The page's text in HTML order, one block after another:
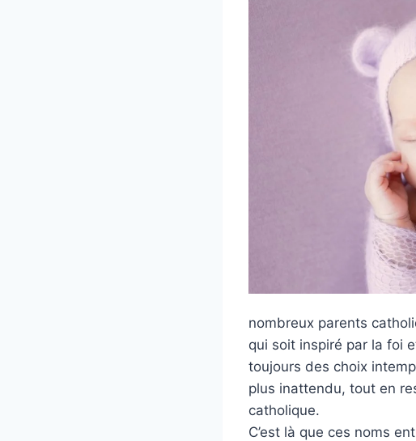
nombreux parents
qui soit inspiré par la foi
toujours des choix
plus inattendu, tout en
catholique.
C’est là que ces noms